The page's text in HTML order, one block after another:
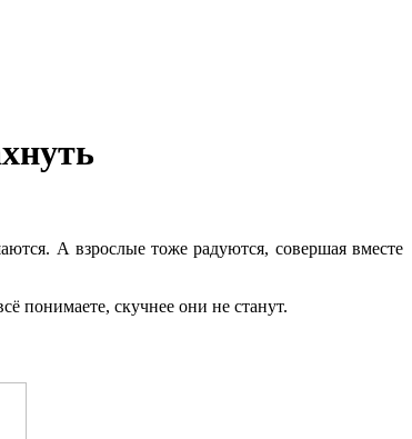
А взрослые тоже радуются, совершая вместе
понимаете, скучнее они не станут.